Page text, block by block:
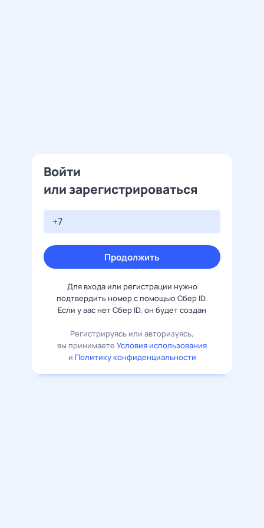
Войти
или зарегистрироваться
Продолжить
Для входа или регистрации нужно
подтвердить номер с помощью Сбер ID.
Если у вас нет Сбер ID, он будет создан
Регистрируясь или авторизуясь,
вы принимаете Условия использования
и Политику конфиденциальности